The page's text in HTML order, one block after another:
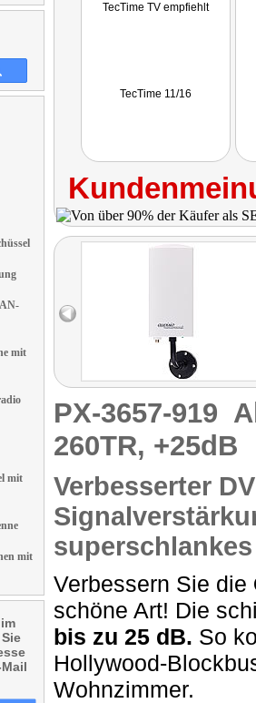
mit
mit
mit
TecTime TV empfiehlt
TecTime 11/16
PX-3657-919
260TR, +25dB
Verbesserter
Verbessern Sie die
schöne Art! Die
bis zu 25 dB. So
Hollywood-
Wohnzimmer.